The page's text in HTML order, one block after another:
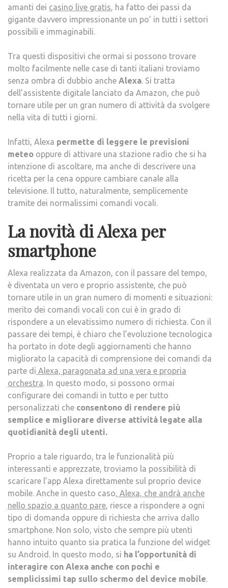
amanti dei casino live gratis, ha fatto dei passi da
gigante davvero impressionante un po’ in tutti i settori
possibili e immaginabili.
Tra questi dispositivi che ormai si possono trovare
molto facilmente nelle case di tanti italiani troviamo
senza ombra di dubbio anche Alexa. Si tratta
dell’assistente digitale lanciato da Amazon, che può
tornare utile per un gran numero di attività da svolgere
nella vita di tutti i giorni.
Infatti, Alexa permette di leggere le previsioni
meteo oppure di attivare una stazione radio che si ha
intenzione di ascoltare, ma anche di descrivere una
ricetta per la cena oppure cambiare canale alla
televisione. Il tutto, naturalmente, semplicemente
tramite dei normalissimi comandi vocali.
La novità di Alexa per
smartphone
Alexa realizzata da Amazon, con il passare del tempo,
è diventata un vero e proprio assistente, che può
tornare utile in un gran numero di momenti e situazioni:
merito dei comandi vocali con cui è in grado di
rispondere a un elevatissimo numero di richiesta. Con il
passare dei tempi, è chiaro che l’evoluzione tecnologica
ha portato in dote degli aggiornamenti che hanno
migliorato la capacità di comprensione dei comandi da
parte di Alexa, paragonata ad una vera e propria
orchestra. In questo modo, si possono ormai
configurare dei comandi in tutto e per tutto
personalizzati che consentono di rendere più
semplice e migliorare diverse attività legate alla
quotidianità degli utenti.
Proprio a tale riguardo, tra le funzionalità più
interessanti e apprezzate, troviamo la possibilità di
scaricare l’app Alexa direttamente sul proprio device
mobile. Anche in questo caso, Alexa, che andrà anche
nello spazio a quanto pare, riesce a rispondere a ogni
tipo di domanda oppure di richiesta che arriva dallo
smartphone. Non solo, visto che sempre più utenti
hanno intuito quanto sia pratica la funzione del widget
su Android. In questo modo, si ha l’opportunità di
interagire con Alexa anche con pochi e
semplicissimi tap sullo schermo del device mobile.